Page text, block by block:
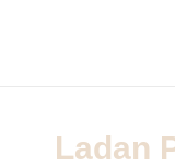
Ladan